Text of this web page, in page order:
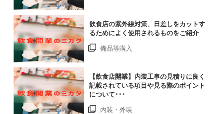
飲食店の紫外線対策、日差しをカットす
るためによく使用されるものをご紹介
備品等購入
【飲食店開業】内装工事の見積りに良く
記載されている項目や見る際のポイント
について･･･
内装・外装